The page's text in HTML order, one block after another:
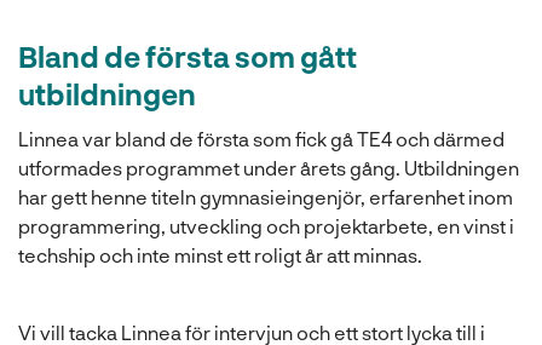
Bland de första som gått
utbildningen
Linnea var bland de första som fick gå TE4 och därmed
utformades programmet under årets gång. Utbildningen
har gett henne titeln gymnasieingenjör, erfarenhet inom
programmering, utveckling och projektarbete, en vinst i
techship och inte minst ett roligt år att minnas.
Vi vill tacka Linnea för intervjun och ett stort lycka till i